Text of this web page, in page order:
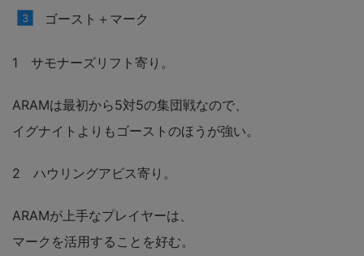
ゴースト＋マーク
1 サモナーズリフト寄り。
ARAMは最初から5対5の集団戦なので、
イグナイトよりもゴーストのほうが強い。
2 ハウリングアビス寄り。
ARAMが上手なプレイヤーは、
マークを活用することを好む。